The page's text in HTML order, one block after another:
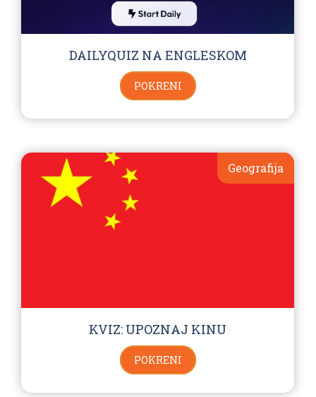
DAILYQUIZ NA ENGLESKOM
POKRENI
Geografija
KVIZ: UPOZNAJ KINU
POKRENI